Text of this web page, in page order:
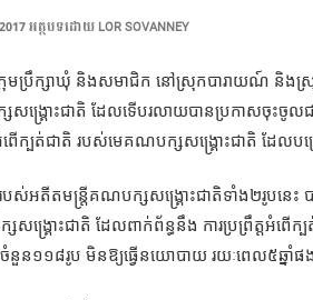
អត្ថបទដោយ LOR SOVANNEY
មប្រឹក្សាឃុំ និងសមាជិក នៅស្រុកបារាយណ៍ និងស្
ង្គ្រោះជាតិ ដែលទើបរលាយបានប្រកាសចុះចូល
ើក្បត់ជាតិ របស់មេគណបក្សសង្គ្រោះជាតិ ដែលបម្
របស់អតីតមន្រ្តីគណបក្សសង្រ្គោះជាតិទាំង២រូបនេះ
ង្រ្គោះជាតិ ដែលពាក់ព័ន្ធនឹង ការប្រព្រឹត្តអំពើក្
ចំនួន១១៨រូប មិនឱ្យធ្វើនយោបាយ រយៈពេល៥ឆ្នាំផ